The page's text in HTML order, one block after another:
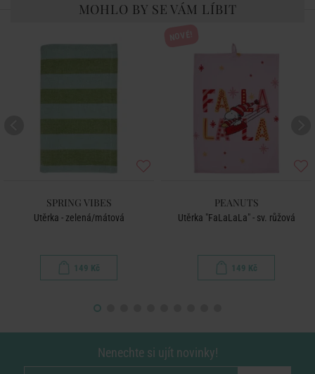
MOHLO BY SE VÁM LÍBIT
SPRING VIBES
Utěrka - zelená/mátová
149 Kč
PEANUTS
Utěrka "FaLaLaLa" - sv. růžová
149 Kč
Nenechte si ujít novinky!